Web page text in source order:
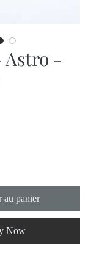
-
au panier
Now